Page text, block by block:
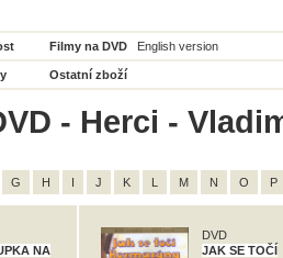
Filmy na DVD English version
Ostatní zboží
- Herci -
G H I J K L M N O P
NA
DVD
JAK SE TOČÍ